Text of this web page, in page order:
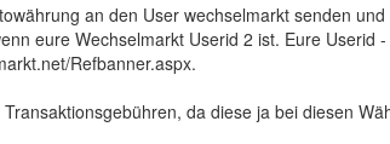
an den User wechselmarkt senden
eure Wechselmarkt Userid 2 ist. Eure Userid
Refbanner.aspx.
da diese ja bei diesen